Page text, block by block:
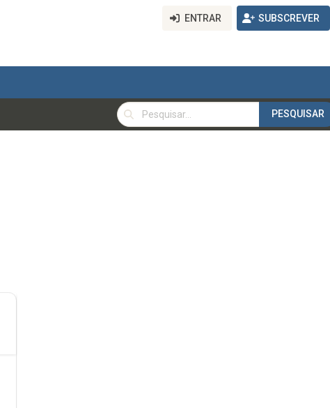
ENTRAR SUBSCREVER
PESQUISAR
PESQUISAR